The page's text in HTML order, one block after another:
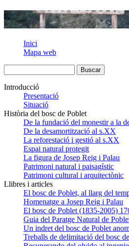
Inici
Mapa web
Introducció
Presentació
Situació
Història del bosc de Poblet
De la fundació del monestir a la
De la desamortització al s.XX
La reforestació i gestió al s.XX
Espai natural protegit
La figura de Josep Reig i Palau
Patrimoni natural i paisagístic
Patrimoni cultural i arquitectònic
Llibres i articles
El bosc de Poblet, al llarg del
Homenatge a Josep Reig i Palau
El bosc de Poblet (1835-2005)
Guia del Paratge Natural de
Un indret del bosc de Poblet
Treballs de delimitació del bosc